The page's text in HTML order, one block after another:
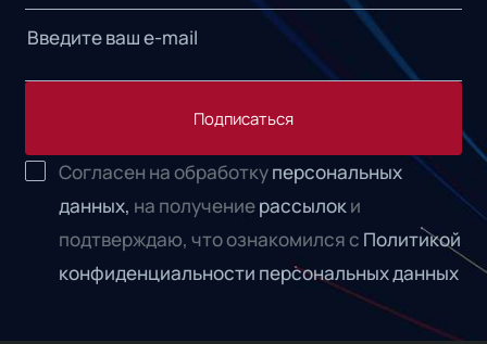
Подписаться
Согласен на обработкуперсональных
данных, на получениерассылоки
подтверждаю, что ознакомился с Политикой
конфиденциальности персональных данных